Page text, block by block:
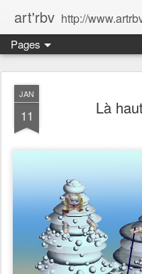
art'rbv http://www.artrbv.com/ site de
Pages
JAN
11 Là